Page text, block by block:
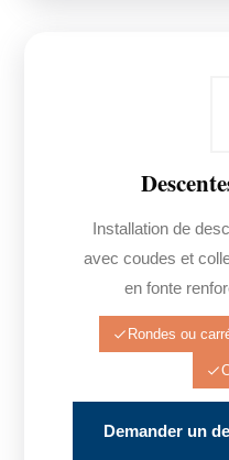
Installation de
avec coudes et
en fonte
Rondes ou
Demander un